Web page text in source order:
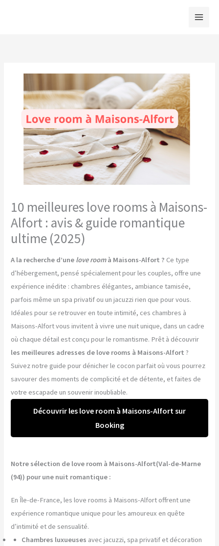
10 meilleures love rooms à Maisons-
Alfort : avis & guide romantique
ultime (2025)
A la recherche d’une love roomà Maisons-Alfort ? Ce type
d’hébergement, pensé spécialement pour les couples, offre une
expérience inédite : chambres élégantes, ambiance tamisée,
parfois même un spa privatif ou un jacuzzi rien que pour vous.
Idéales pour se retrouver en toute intimité, ces chambres à
Maisons-Alfort vous invitent à vivre une nuit unique, dans un cadre
où chaque détail est conçu pour le romantisme. Prêt à découvrir
les meilleures adresses de love rooms à Maisons-Alfort ?
Suivez notre guide pour dénicher le cocon parfait où vous pourrez
savourer des moments de complicité et de détente, et faites de
votre escapade un souvenir inoubliable.
Découvrir les love room à Maisons-Alfort sur
Booking
Notre sélection de love room à Maisons-Alfort(Val-de-Marne
(94)) pour une nuit romantique :
En Île-de-France, les love rooms à Maisons-Alfort offrent une
expérience romantique unique pour les amoureux en quête
d’intimité et de sensualité.
Chambres luxueuses avec jacuzzi, spa privatif et décoration